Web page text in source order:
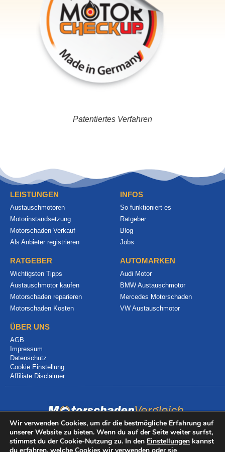
Patentiertes Verfahren
LEISTUNGEN
Austauschmotoren
Motorinstandsetzung
Motorschaden Verkauf
Als Anbieter registrieren
INFOS
So funktioniert es
Ratgeber
Blog
Jobs
RATGEBER
Wichtigsten Tipps
Austauschmotor kaufen
Motorschaden reparieren
Motorschaden Kosten
AUTOMARKEN
Audi Motor
BMW Austauschmotor
Mercedes Motorschaden
VW Austauschmotor
ÜBER UNS
AGB
Impressum
Datenschutz
Cookie Einstellung
Affiliate Disclaimer
© 2024 info@motorschadenvergleich.de
Wir verwenden Cookies, um dir die bestmögliche Erfahrung auf
unserer Website zu bieten. Wenn du auf der Seite weiter surfst,
stimmst du der Cookie-Nutzung zu. In den Einstellungen kannst